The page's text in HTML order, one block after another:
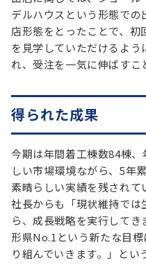
デルハウスという形態で
店形態をとったことで、
を見学していただけるよう
れ、受注を一気に伸ばすこ
得られた成果
今期は年間着工棟数84棟
しい市場環境ながら、5年
素晴らしい実績を残されて
社長からも「現状維持で
ら、成長戦略を実行して
形県No.1という新たな目
り組んでいきます。」とい